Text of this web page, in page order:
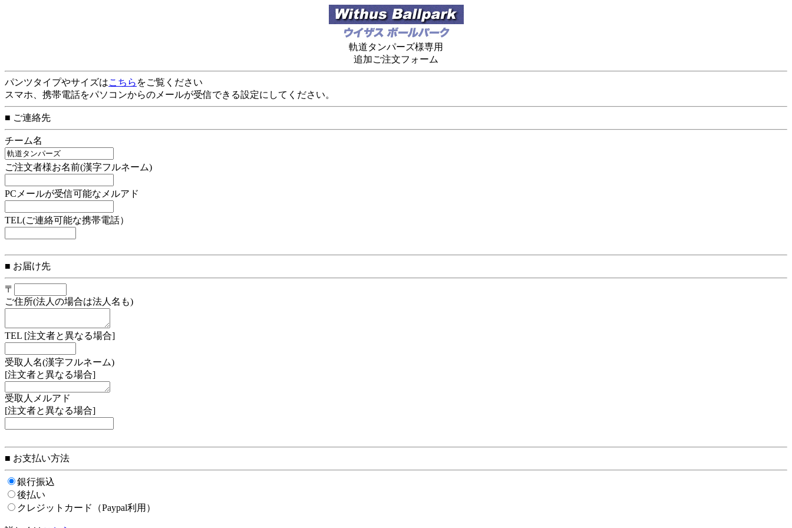
軌道タンパーズ様専用
追加ご注文フォーム
パンツタイプやサイズはこちら をご覧ください
スマホ、携帯電話をパソコンからのメールが受信できる設定にしてください。
■ ご連絡先
チーム名
ご注文者様お名前(漢字フルネーム)
PCメールが受信可能なメルアド
TEL(ご連絡可能な携帯電話）
■ お届け先
〒
ご住所(法人の場合は法人名も)
TEL [注文者と異なる場合]
受取人名(漢字フルネーム)
[注文者と異なる場合]
受取人メルアド
[注文者と異なる場合]
■ お支払い方法
銀行振込
後払い
クレジットカード（Paypal利用）